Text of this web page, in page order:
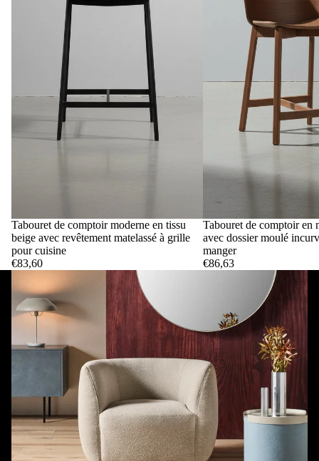
Tabouret de comptoir moderne en tissu
beige avec revêtement matelassé à grille
pour cuisine
€83,60
Tabouret de comptoir en
avec dossier moulé
manger
€86,63